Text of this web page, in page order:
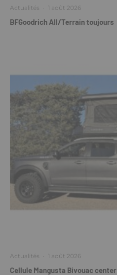
Actualités · 1 août 2026
BFGoodrich All/Terrain toujours
Actualités · 1 août 2026
Cellule Mangusta Bivouac center